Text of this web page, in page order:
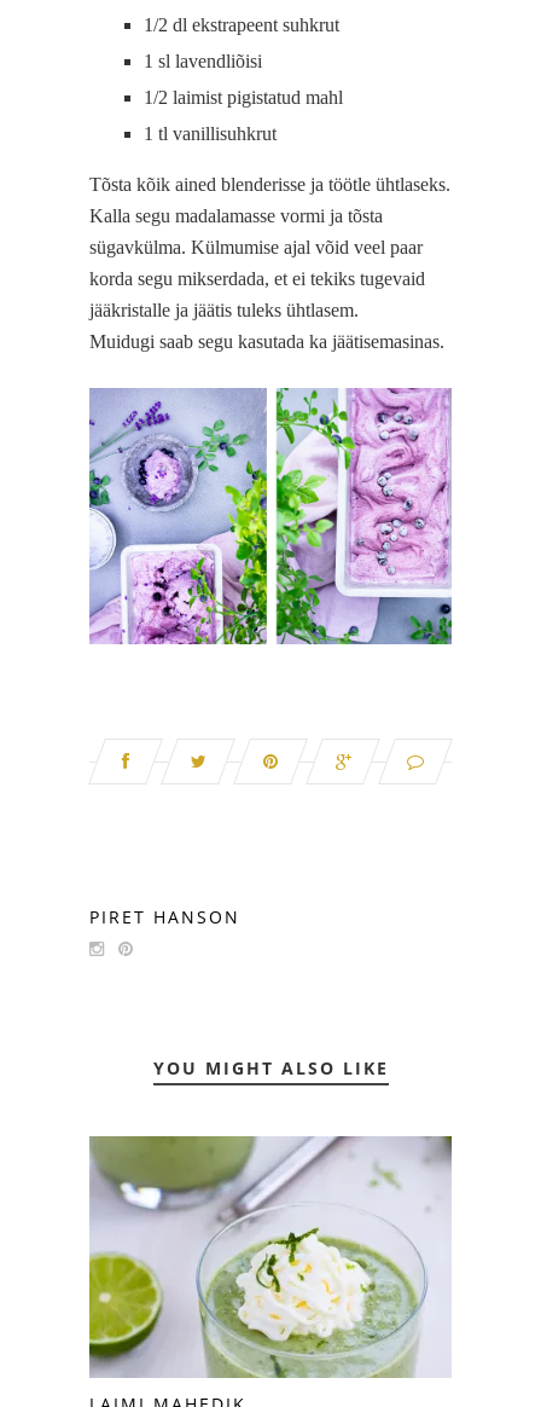
1/2 dl ekstrapeent suhkrut
1 sl lavendliõisi
1/2 laimist pigistatud mahl
1 tl vanillisuhkrut
Tõsta kõik ained blenderisse ja töötle ühtlaseks.
Kalla segu madalamasse vormi ja tõsta
sügavkülma. Külmumise ajal võid veel paar
korda segu mikserdada, et ei tekiks tugevaid
jääkristalle ja jäätis tuleks ühtlasem.
Muidugi saab segu kasutada ka jäätisemasinas.
PIRET HANSON
YOU MIGHT ALSO LIKE